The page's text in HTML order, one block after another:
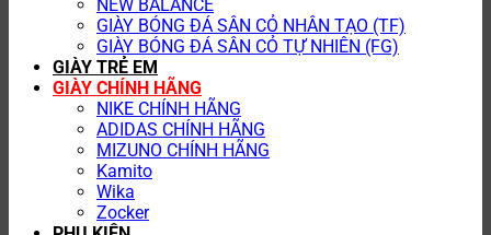
NEW BALANCE
GIÀY BÓNG ĐÁ SÂN CỎ NHÂN TẠO (TF)
GIÀY BÓNG ĐÁ SÂN CỎ TỰ NHIÊN (FG)
GIÀY TRẺ EM
GIÀY CHÍNH HÃNG
NIKE CHÍNH HÃNG
ADIDAS CHÍNH HÃNG
MIZUNO CHÍNH HÃNG
Kamito
Wika
Zocker